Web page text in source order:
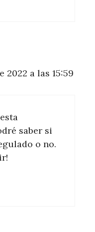
2022 a las 15:59
saber si
o no.